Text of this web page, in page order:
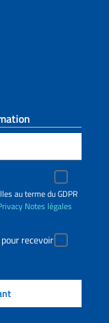
au terme du GDPR
Notes légales
recevoir